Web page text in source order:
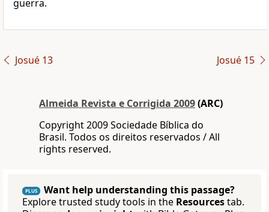
guerra.
Josué 13 Josué 15
Almeida Revista e Corrigida 2009(ARC)
Copyright 2009 Sociedade Bíblica do
Brasil. Todos os direitos reservados / All
rights reserved.
PLUS
Want help understanding this passage?
Explore trusted study tools in the Resourcestab.